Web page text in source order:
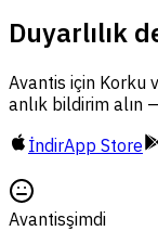
Duyarlılık
Avantis için Korku
anlık bildirim alın
İndirApp Store
Avantisşimdi